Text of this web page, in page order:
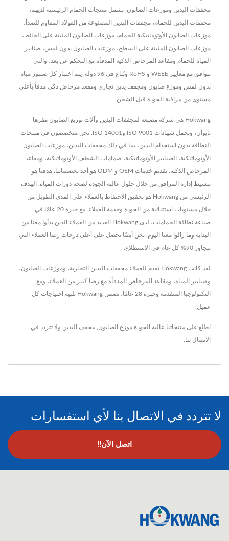
مجففات اليدين وموزعات الصابون. تشمل منتجات الحمام الرئيسية لديهم،
مجففات اليدين للحمام، مجففات اليدين المصنوعة من الفولاذ المقاوم للصدأ،
موزعات الصابون الأوتوماتيكية للحمام، موزعات الصابون المثبتة على الحائط،
موزعات الصابون المثبتة على السطح، موزعات الصابون بدون لمس، صنابير
المياه للحمام ومقاعد المرحاض الذكية المدفأة مع التحكم عن بعد، والتي
تتوافق مع معايير WEEE و RoHS وتُباع في 96 دولة. يتم اختبار كل صنبور مياه
بدون لمس وموزع صابون ومجفف يدين تجاري ومقعد مرحاض ذكي مدفأ بأعلى
مستوى من مراقبة الجودة قبل الشحن.
Hokwang هي شركة مصنعة لمجففات اليدين وآلات توزيع الصابون مقرها
تايوان، وتحمل شهادات ISO 9001 وISO 14001. نحن متخصصون في منتجات
النظافة بدون استخدام اليدين، بما في ذلك مجففات اليدين، موزعات الصابون
الأوتوماتيكية، الصنابير الأوتوماتيكية، صمامات الشطف الأوتوماتيكية، ومقاعد
المرحاض الذكية. تقديم خدمات OEM و ODM هو أحد تخصصاتنا. هدفنا هو
تبسيط إدارة المرافق من خلال حلول عالية الجودة لصحة دورات المياه. الهدف
الرئيسي من Hokwang هو تحقيق الاحتفاظ بالعملاء على المدى الطويل من
خلال مستويات استثنائية من الجودة وخدمة العملاء. مع خبرة 20 عامًا في
صناعة نظافة الحمامات، لدى Hokwang العديد من العملاء الذين بدأوا معنا من
البداية وما زالوا معنا اليوم. نحن أيضًا نحصل على أعلى درجات رضا العملاء التي
تتجاوز 90% كل عام في الاستطلاع.
لقد كانت Hokwang تقدم للعملاء مجففات اليدين التجارية، وموزعات الصابون،
وصنابير المياه، ومقاعد المرحاض المدفأة مع رضا كبير من العملاء، ومع
التكنولوجيا المتقدمة وخبرة 28 عامًا، تضمن Hokwang تلبية احتياجات كل
عميل.
اطلع على منتجاتنا عالية الجودة موزع الصابون مجفف اليدين ولا تتردد في
الاتصال بنا
لا تتردد في الاتصال بنا لأي استفسارات
اتصل الآن!!